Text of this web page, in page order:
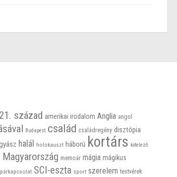
21. század amerikai irodalom Anglia angol
Budapest család családregény disztópia
halál holokauszt háború kortárs kötelező
Magyarország memoár mágia mágikus
párkapcsolat SCI-eszta sport szerelem testvérek